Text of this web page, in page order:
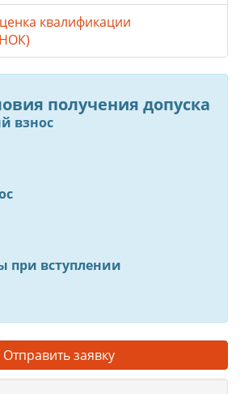
квалификации
получения допуска
взнос
при вступлении
Отправить заявку